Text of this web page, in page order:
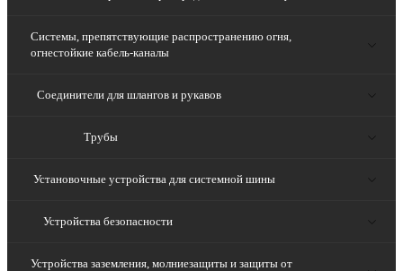
Системы, препятствующие распространению огня,
огнестойкие кабель-каналы
Соединители для шлангов и рукавов
Трубы
Установочные устройства для системной шины
Устройства безопасности
Устройства заземления, молниезащиты и защиты от